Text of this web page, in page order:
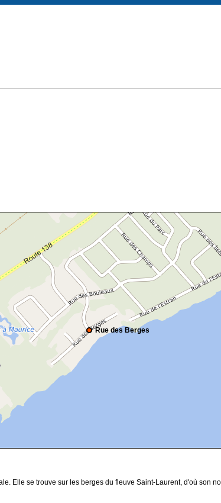
Rue des Berges
Elle se trouve sur les berges du fleuve Saint-Laurent, d'où son